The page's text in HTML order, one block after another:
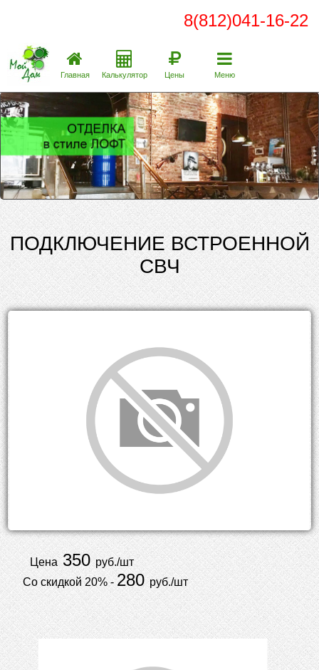
8(812)041-16-22
Главная Калькулятор Цены Меню
ПОДКЛЮЧЕНИЕ ВСТРОЕННОЙ
СВЧ
Цена350руб./шт
Со скидкой 20% - 280руб./шт